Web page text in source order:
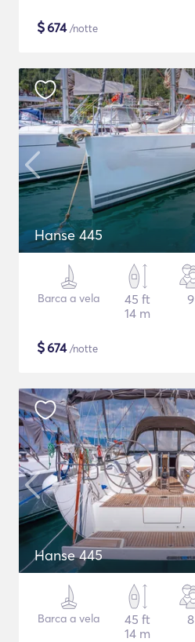
$674/notte
Hanse 445
Barca a vela
45 ft
14 m
9
$674/notte
Hanse 445
Barca a vela
45 ft
14 m
8